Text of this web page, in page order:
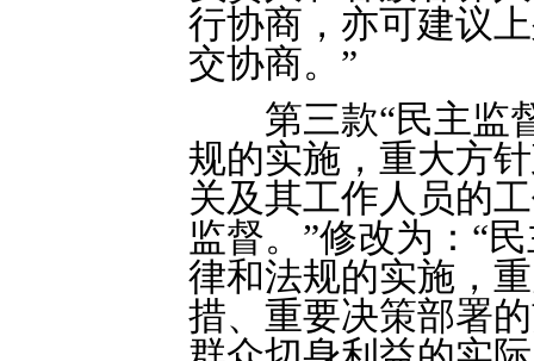
行协商，亦可建议
交协商。”
第三款“民主监督
规的实施，重大方
关及其工作人员的
监督。”修改为：“
律和法规的实施，
措、重要决策部署